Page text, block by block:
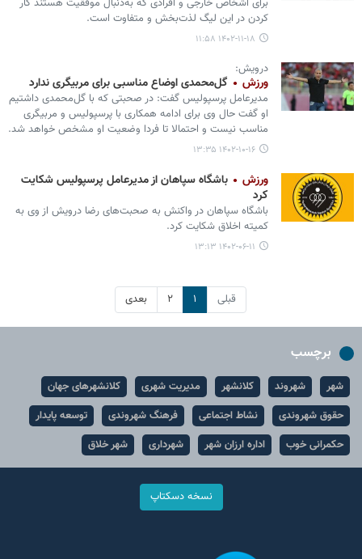
برای اشخاص خارجی و افرادی که به‌دنبال موفقیت هستند کار
کردن در این لیگ لذت‌بخش و متفاوت است‌.
۱۴۰۲-۱۱-۱۸ ۱۱:۵۸
درویش:
ورزش گل‌محمدی اوضاع‌ مناسبی برای مربیگری ندارد
مدیرعامل پرسپولیس گفت:‌ در صحبتی که با گل‌محمدی داشتیم
او گفت حال وی برای ادامه همکاری با پرسپولیس و مربیگری
مناسب نیست و احتمالا تا فردا وضعیت او مشخص خواهد شد.
۱۴۰۲-۱۰-۱۶ ۱۳:۳۵
ورزش
باشگاه سپاهان از مدیرعامل پرسپولیس شکایت
کرد
باشگاه سپاهان در واکنش به صحبت‌های رضا درویش از وی به
کمیته اخلاق شکایت کرد.
۱۴۰۲-۰۶-۱۱ ۱۳:۱۳
قبلی ۱ ۲ بعدی
برچسب
شهر شهروند کلانشهر مدیریت شهری
کلانشهرهای جهان
حقوق شهروندی
نشاط اجتماعی فرهنگ شهروندی
توسعه پایدار
حکمرانی خوب
اداره ارزان شهر شهرداری شهر خلاق
نسخه دسکتاپ